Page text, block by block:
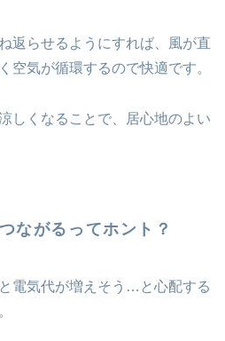
返らせるようにすれば、風が直
空気が循環するので快適です。
しくなることで、居心地のよい
ながるってホント？
電気代が増えそう…と心配する